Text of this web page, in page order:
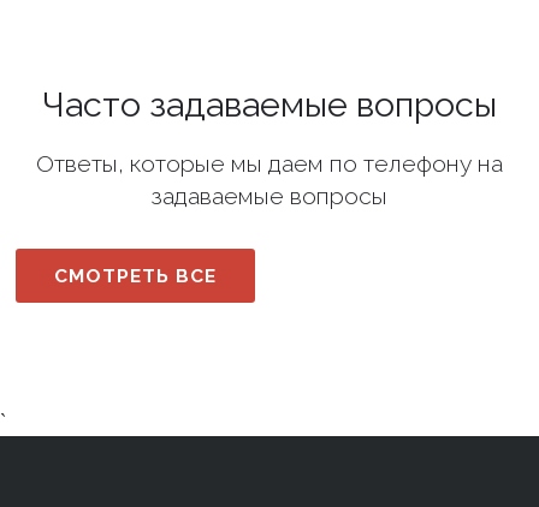
Часто задаваемые вопросы
Ответы, которые мы даем по телефону на
задаваемые вопросы
СМОТРЕТЬ ВСЕ
`